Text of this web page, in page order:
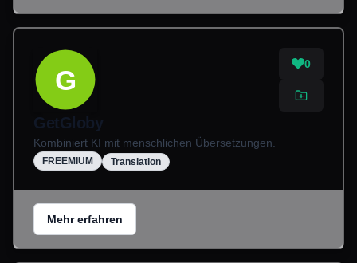
G
0
GetGloby
Kombiniert KI mit menschlichen Übersetzungen.
FREEMIUM Translation
Mehr erfahren